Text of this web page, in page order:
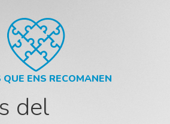
QUE ENS RECOMANEN
del